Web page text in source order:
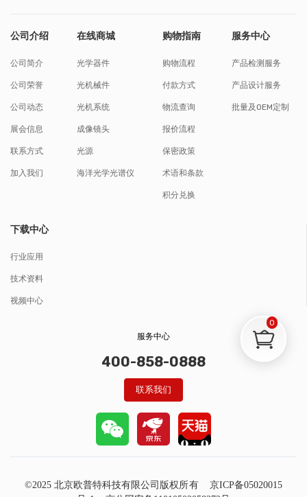
公司介绍
公司简介
公司荣誉
公司动态
展会信息
联系方式
加入我们
在线商城
光学器件
光机械件
光机系统
成像镜头
光源
海洋光学光谱仪
购物指南
购物流程
付款方式
物流查询
报价流程
保密政策
术语和条款
积分兑换
服务中心
产品检测服务
产品设计服务
批量及OEM定制
下载中心
行业应用
技术资料
视频中心
服务中心
400-858-0888
联系我们
©2025 北京欧普特科技有限公司版权所有 京ICP备05020015
0